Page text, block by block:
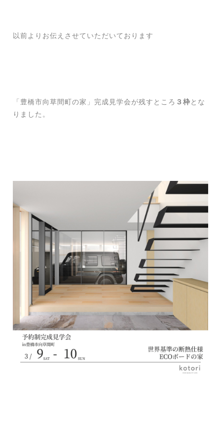
以前よりお伝えさせていただいております
「豊橋市向草間町の家」完成見学会が残すところ ３枠 とな
りました。